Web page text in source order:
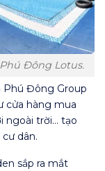
Đông Lotus.
Phú Đông Group
cửa hàng mua
ngoài trời… tạo
dân.
sắp ra mắt